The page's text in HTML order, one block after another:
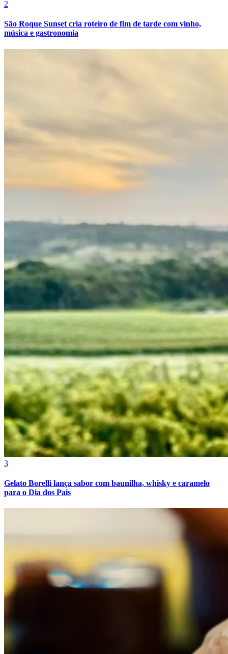
Internacional
Atlético-MG
Cruzeiro
2
São Roque Sunset cria roteiro de fim de tarde com vinho,
música e gastronomia
3
Gelato Borelli lança sabor com baunilha, whisky e caramelo
para o Dia dos Pais